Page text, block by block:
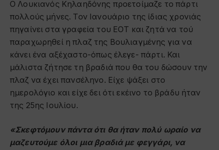
Ο Λουκιανός Κηλαηδόνης προετοίμαζε το πάρτι
πολλούς μήνες. Τον Ιανουάριο της ίδιας χρονιάς
πηγαίνει στα γραφεία του ΕΟΤ και ζητά να τού
παραχωρηθεί η πλαζ της Βουλιαγμένης για να
κάνει ένα αξέχαστο-όπως έλεγε- πάρτι. Και
μάλιστα ζήτησε τη βραδιά που θα του δώσουν την
πλαζ να έχει πανσέληνο. Είχε ψάξει στο
ημερολόγιο και είχε δει ότι εκέινο το βράδυ ήταν
της 25ης Ιουλίου.
«Σκεφτόμουν πάντα ότι θα ήταν πολύ ωραίο να
μαζευτούμε όλοι μια βραδιά με φεγγάρι, να